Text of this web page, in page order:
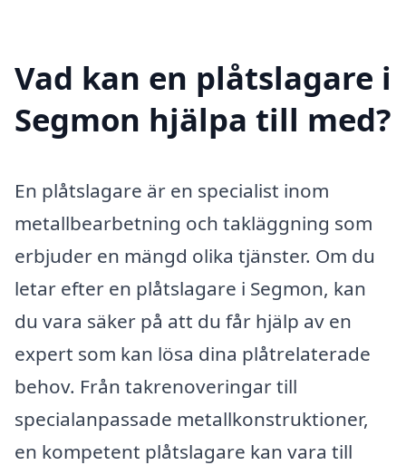
Vad kan en plåtslagare i
Segmon hjälpa till med?
En plåtslagare är en specialist inom
metallbearbetning och takläggning som
erbjuder en mängd olika tjänster. Om du
letar efter en plåtslagare i Segmon, kan
du vara säker på att du får hjälp av en
expert som kan lösa dina plåtrelaterade
behov. Från takrenoveringar till
specialanpassade metallkonstruktioner,
en kompetent plåtslagare kan vara till